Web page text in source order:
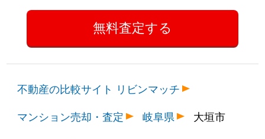
不動産の比較サイト リビンマッチ
マンション売却・査定
岐阜県 大垣市